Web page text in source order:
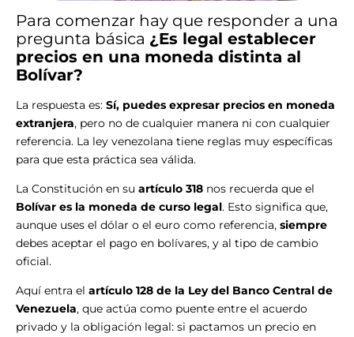
Para comenzar hay que responder a una
pregunta básica ¿Es legal establecer
precios en una moneda distinta al
Bolívar?
La respuesta es: Sí, puedes expresar precios en moneda
extranjera, pero no de cualquier manera ni con cualquier
referencia. La ley venezolana tiene reglas muy específicas
para que esta práctica sea válida.
La Constitución en su artículo 318 nos recuerda que el
Bolívar es la moneda de curso legal. Esto significa que,
aunque uses el dólar o el euro como referencia, siempre
debes aceptar el pago en bolívares, y al tipo de cambio
oficial.
Aquí entra el artículo 128 de la Ley del Banco Central de
Venezuela, que actúa como puente entre el acuerdo
privado y la obligación legal: si pactamos un precio en